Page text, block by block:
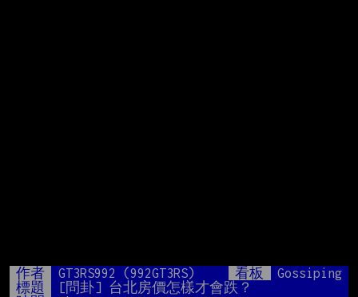
作者 GT3RS992 (992GT3RS) 看板
Gossiping
標題
[問卦] 台北房價怎樣才會跌？